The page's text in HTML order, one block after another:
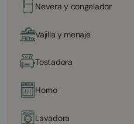
Nevera y congelador
Vajilla y menaje
Tostadora
Horno
Lavadora